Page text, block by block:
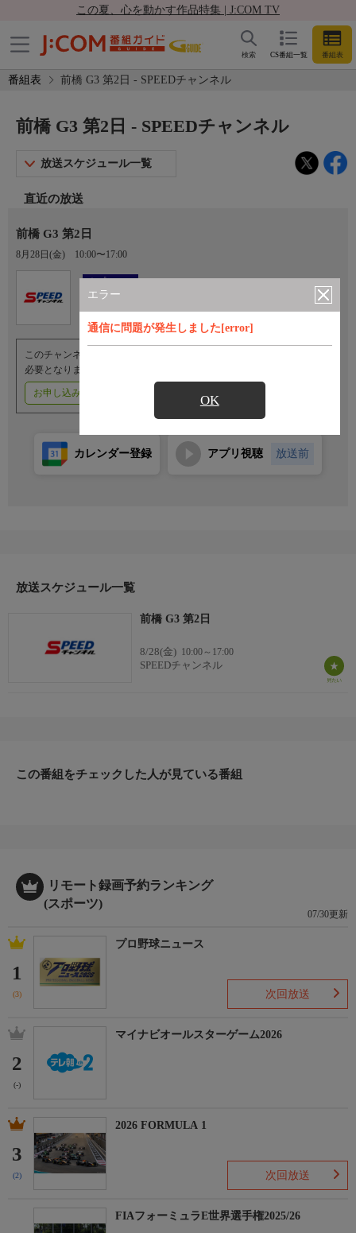
この夏、心を動かす作品特集 | J:COM TV
CS番組一覧 番組表
検索
番組表 前橋 G3 第2日 - SPEEDチャンネル
エラー
通信に問題が発生しました[error]
OK
前橋 G3 第2日 - SPEEDチャンネル
放送スケジュール一覧
直近の放送
前橋 G3 第2日
8月28日(金) 10:00〜17:00
オプション
Ch.923
SPEEDチャンネル
このチャンネルのご視聴には、オプションチャンネル(有料)のご契約が
必要となります。
お申し込みはこちら
カレンダー登録 アプリ視聴 放送前
放送スケジュール一覧
前橋 G3 第2日
8/28(金) 10:00～17:00
SPEEDチャンネル
この番組をチェックした人が見ている番組
リモート録画予約ランキング
(スポーツ)
07/30更新
1
(3)
プロ野球ニュース
次回放送
2
(-)
マイナビオールスターゲーム2026
3
(2)
2026 FORMULA 1
次回放送
FIAフォーミュラE世界選手権2025/26